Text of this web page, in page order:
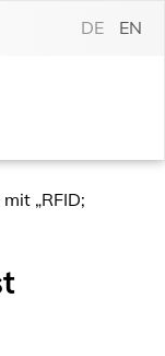
DE EN
„RFID;